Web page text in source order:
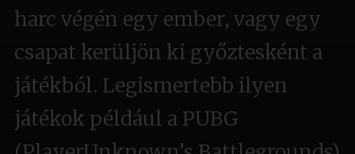
harc végén egy ember, vagy egy
csapat kerüljön ki győztesként a
játékból. Legismertebb ilyen
játékok például a PUBG